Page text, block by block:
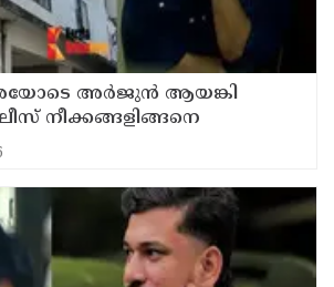
അര്‍ജുന്‍ ആയങ്കി
നീക്കങ്ങളിങ്ങനെ